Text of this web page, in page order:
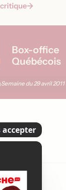
Box-office
Québécois
Semaine du29 avril 2011